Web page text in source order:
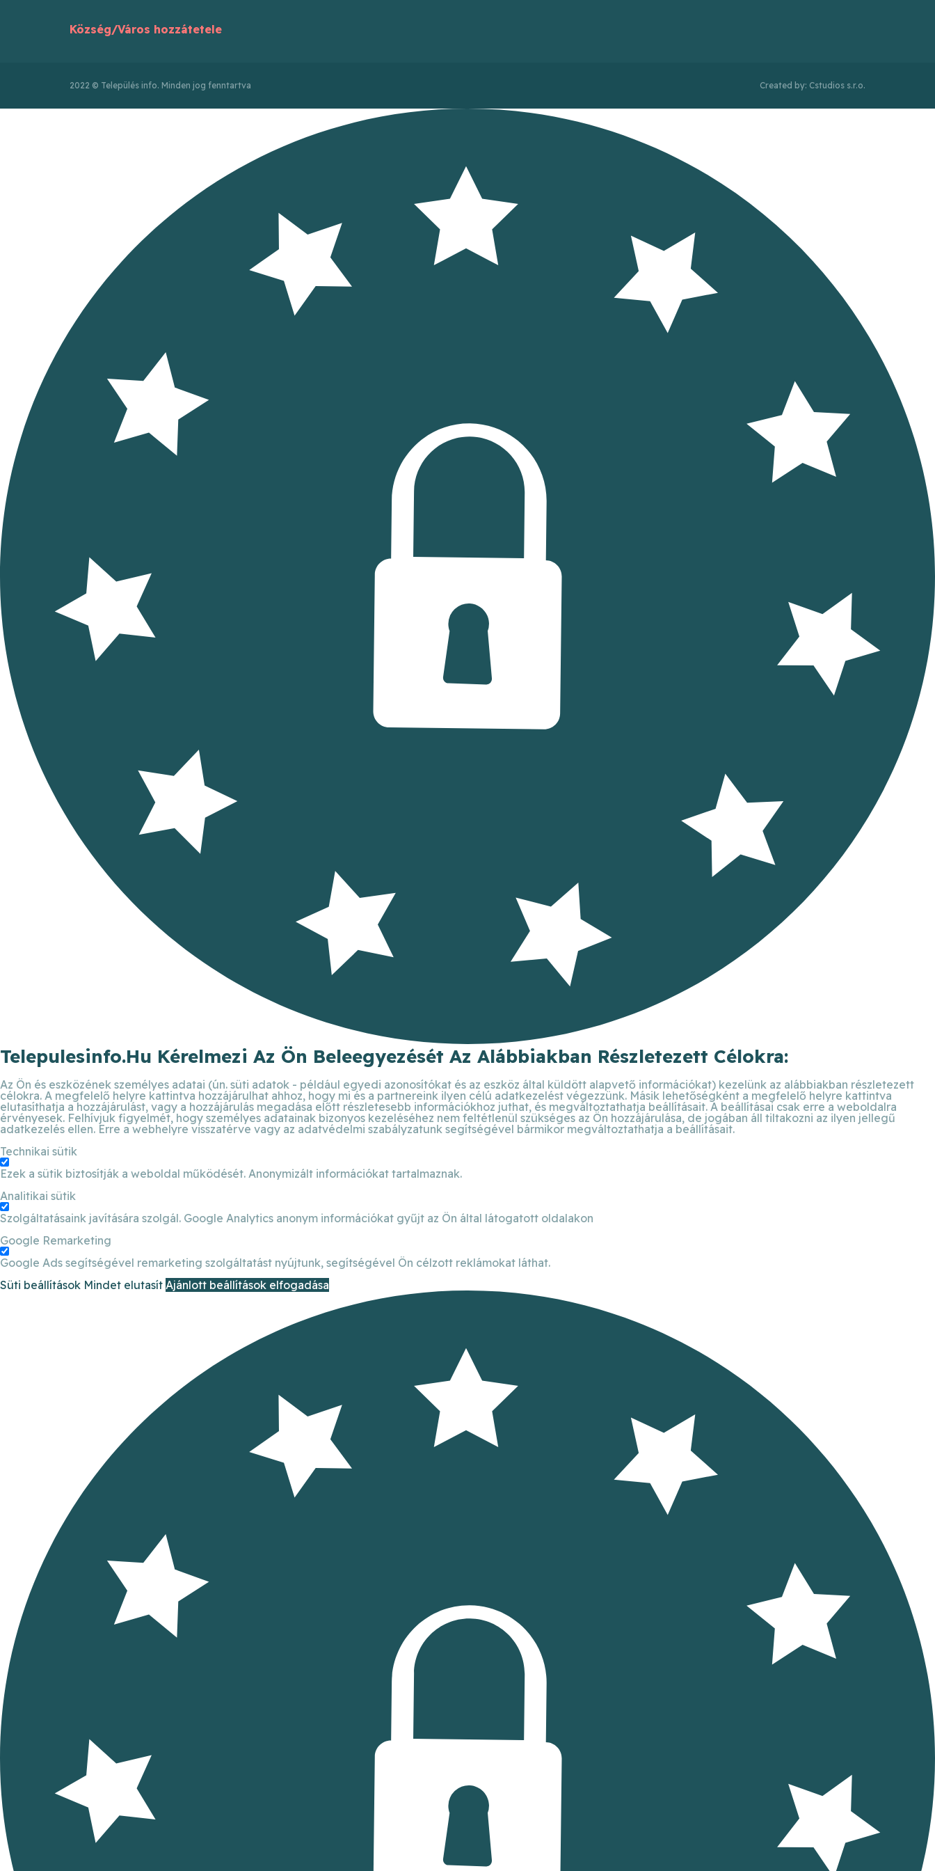
Község/Város hozzátetele
2022 © Település info. Minden jog fenntartva Created by: Cstudios s.r.o.
Telepulesinfo.hu Kérelmezi Az Ön Beleegyezését Az Alábbiakban Részletezett Célokra:
Az Ön és eszközének személyes adatai (ún. süti adatok - például egyedi azonosítókat és az eszköz által küldött alapvető információkat) kezelünk az alábbiakban részletezett
célokra. A megfelelő helyre kattintva hozzájárulhat ahhoz, hogy mi és a partnereink ilyen célú adatkezelést végezzünk. Másik lehetőségként a megfelelő helyre kattintva
elutasíthatja a hozzájárulást, vagy a hozzájárulás megadása előtt részletesebb információkhoz juthat, és megváltoztathatja beállításait. A beállításai csak erre a weboldalra
érvényesek. Felhívjuk figyelmét, hogy személyes adatainak bizonyos kezeléséhez nem feltétlenül szükséges az Ön hozzájárulása, de jogában áll tiltakozni az ilyen jellegű
adatkezelés ellen. Erre a webhelyre visszatérve vagy az adatvédelmi szabályzatunk segítségével bármikor megváltoztathatja a beállításait.
Technikai sütik
Ezek a sütik biztosítják a weboldal működését. Anonymizált információkat tartalmaznak.
Analitikai sütik
Szolgáltatásaink javítására szolgál. Google Analytics anonym információkat gyűjt az Ön által látogatott oldalakon
Google Remarketing
Google Ads segítségével remarketing szolgáltatást nyújtunk, segítségével Ön célzott reklámokat láthat.
Süti beállítások Mindet elutasít Ajánlott beállítások elfogadása